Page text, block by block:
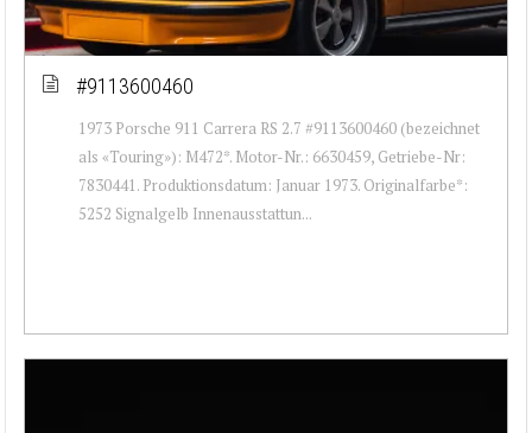
#9113600460
1973 Porsche 911 Carrera RS 2.7 #9113600460 (bezeichnet
als «Touring»): M472*. Motor-Nr.: 6630459, Getriebe-Nr:
7830441. Produktionsdatum: Januar 1973. Originalfarbe*:
5252 Signalgelb Innenausstattun...